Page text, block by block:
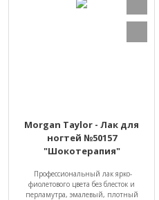
Morgan Taylor - Лак для
ногтей №50157
"Шокотерапия"
Профессиональный лак ярко-
фиолетового цвета без блесток и
перламутра, эмалевый, плотный